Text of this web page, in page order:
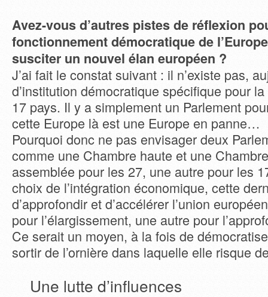
Avez-vous d’autres pistes de réflexion
fonctionnement démocratique de
susciter un nouvel élan européen ?
J’ai fait le constat suivant : il n’existe pas,
d’institution démocratique spécifique pour
17 pays. Il y a simplement un Parlement
cette Europe là est une Europe en panne…
Pourquoi donc ne pas envisager deux
comme une Chambre haute et une
assemblée pour les 27, une autre pour les
choix de l’intégration économique, cette
d’approfondir et d’accélérer l’union
pour l’élargissement, une autre pour
Ce serait un moyen, à la fois de
sortir de l’ornière dans laquelle elle risque
Une lutte d’influences